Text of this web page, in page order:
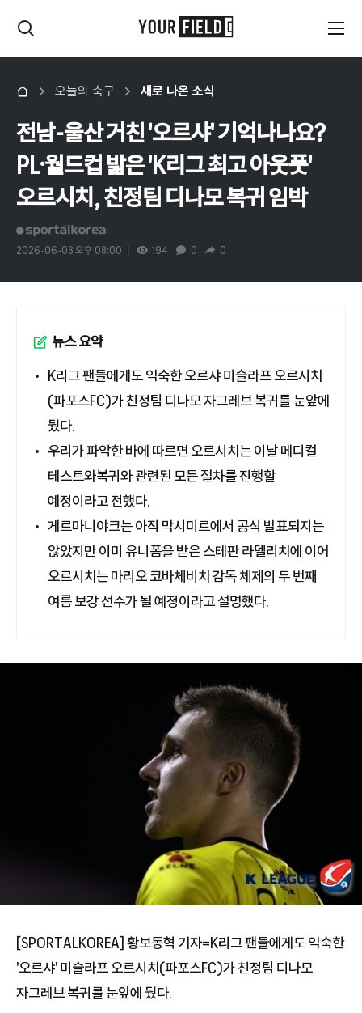
오늘의 축구 새로 나온 소식
전남-울산 거친 '오르샤' 기억나나요?
PL·월드컵 밟은 'K리그 최고 아웃풋'
오르시치, 친정팀 디나모 복귀 임박
2026-06-03 오후 08:00 194 0 0
뉴스 요약
K리그 팬들에게도 익숙한 오르샤 미슬라프 오르시치
(파포스FC)가 친정팀 디나모 자그레브 복귀를 눈앞에
뒀다.
우리가 파악한 바에 따르면 오르시치는 이날 메디컬
테스트와복귀와 관련된 모든 절차를 진행할
예정이라고 전했다.
게르마니야크는 아직 막시미르에서 공식 발표되지는
않았지만 이미 유니폼을 받은 스테판 라델리치에 이어
오르시치는 마리오 코바체비치 감독 체제의 두 번째
여름 보강 선수가 될 예정이라고 설명했다.
[SPORTALKOREA] 황보동혁 기자=K리그 팬들에게도 익숙한
'오르샤' 미슬라프 오르시치(파포스FC)가 친정팀 디나모
자그레브 복귀를 눈앞에 뒀다.